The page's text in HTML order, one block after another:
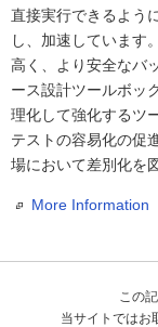
直接実行できるよう
し、加速しています
高く、より安全なバ
ース設計ツールボッ
理化して強化するツ
テストの容易化の促
場において差別化を
More Information
この
当サイトではお